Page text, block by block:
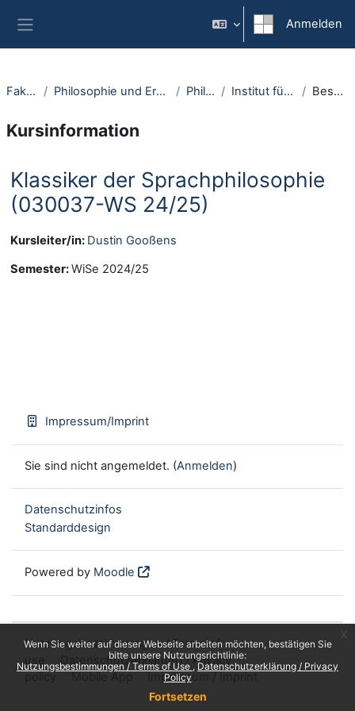
Wenn Sie weiter auf dieser Webseite arbeiten möchten, bestätigen Sie
bitte unsere Nutzungsrichtlinie:
Nutzungsbestimmungen / Terms of Use
Datenschutzerklärung / Privacy
Policy
Fortsetzen
Anmelden
Fakultäten Philosophie und Erziehungswissenschaft Philosophie Institut für Philosophie I Beschreibung
Kursinformation
Klassiker der Sprachphilosophie
(030037-WS 24/25)
Kursleiter/in: Dustin Gooßens
Semester:WiSe 2024/25
Impressum/Imprint
Sie sind nicht angemeldet. (Anmelden)
Datenschutzinfos
Standarddesign
Powered by Moodle
Nutzungsbestimmungen / Terms of
use
Datenschutzerklärung / Privacy
policy
Mobile App Impressum / Imprint